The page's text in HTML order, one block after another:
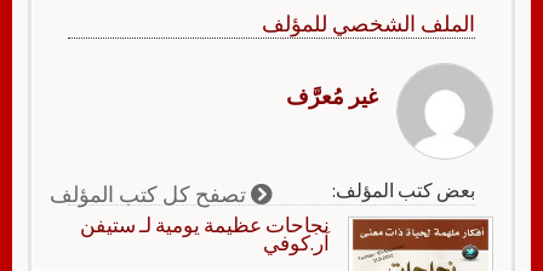
الملف الشخصي للمؤلف
غير مُعرَّف
بعض كتب المؤلف: تصفح كل كتب المؤلف
نجاحات عظيمة يومية لـ ستيفن
آر.كوفي